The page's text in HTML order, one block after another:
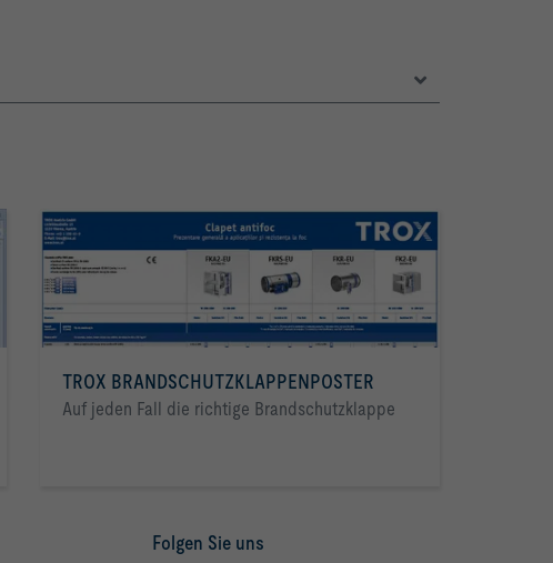
TROX BRANDSCHUTZKLAPPENPOSTER
Auf jeden Fall die richtige Brandschutzklappe
Folgen Sie uns